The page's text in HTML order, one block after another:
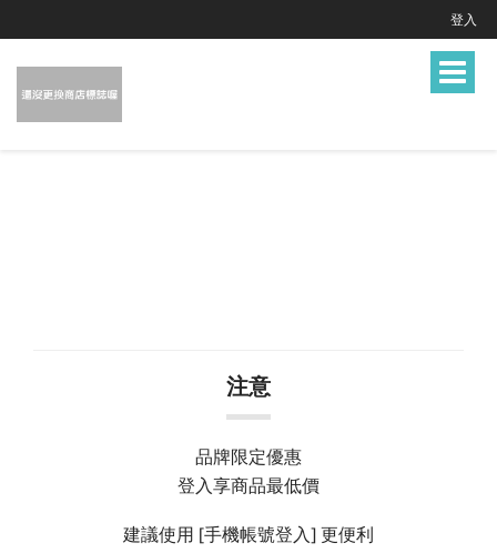
登入
Toggle
注意
品牌限定優惠
登入享商品最低價
建議使用 [手機帳號登入] 更便利